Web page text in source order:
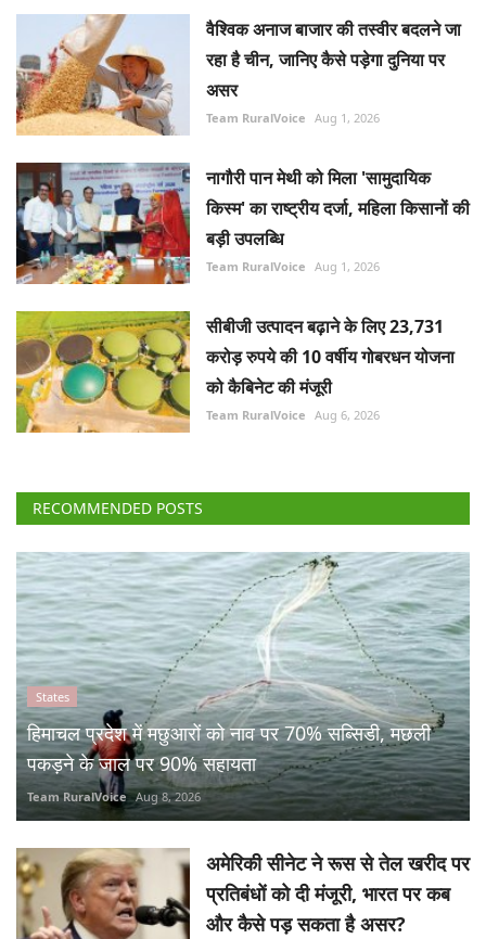
वैश्विक अनाज बाजार की तस्वीर बदलने जा
रहा है चीन, जानिए कैसे पड़ेगा दुनिया पर
असर
Team RuralVoice Aug 1, 2026
नागौरी पान मेथी को मिला 'सामुदायिक
किस्म' का राष्ट्रीय दर्जा, महिला किसानों की
बड़ी उपलब्धि
Team RuralVoice Aug 1, 2026
सीबीजी उत्पादन बढ़ाने के लिए 23,731
करोड़ रुपये की 10 वर्षीय गोबरधन योजना
को कैबिनेट की मंजूरी
Team RuralVoice Aug 6, 2026
RECOMMENDED POSTS
States
हिमाचल प्रदेश में मछुआरों को नाव पर 70% सब्सिडी, मछली
पकड़ने के जाल पर 90% सहायता
Team RuralVoice Aug 8, 2026
अमेरिकी सीनेट ने रूस से तेल खरीद पर
प्रतिबंधों को दी मंजूरी, भारत पर कब
और कैसे पड़ सकता है असर?